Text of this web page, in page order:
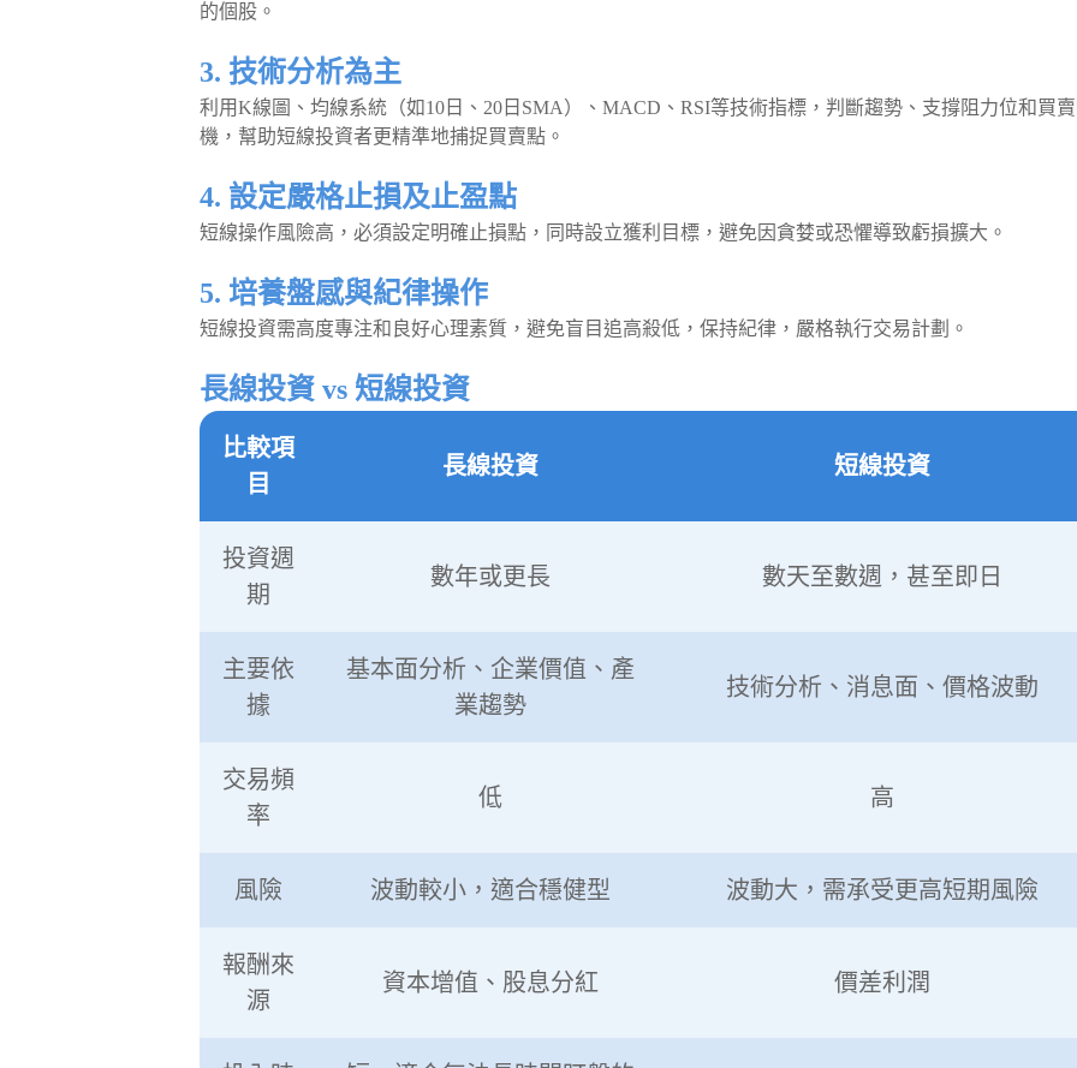
的個股。
3. 技術分析為主
利用K線圖、均線系統（如10日、20日SMA）、MACD、RSI等技術指標，判斷趨勢、支撐阻力位和買
機，幫助短線投資者更精準地捕捉買賣點。
4. 設定嚴格止損及止盈點
短線操作風險高，必須設定明確止損點，同時設立獲利目標，避免因貪婪或恐懼導致虧損擴大。
5. 培養盤感與紀律操作
短線投資需高度專注和良好心理素質，避免盲目追高殺低，保持紀律，嚴格執行交易計劃。
長線投資 vs 短線投資
比較項
目
長線投資 短線投資
投資週
期
數年或更長 數天至數週，甚至即日
主要依
據
基本面分析、企業價值、產
業趨勢
技術分析、消息面、價格波動
交易頻
率
低 高
風險 波動較小，適合穩健型 波動大，需承受更高短期風險
報酬來
源
資本增值、股息分紅 價差利潤